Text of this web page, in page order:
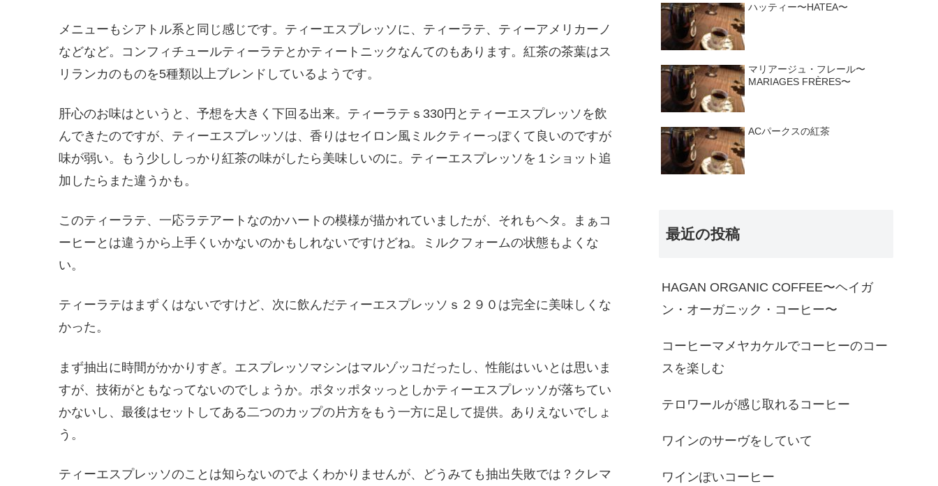
メニューもシアトル系と同じ感じです。ティーエスプレッソに、ティーラテ、ティーアメリカーノ
などなど。コンフィチュールティーラテとかティートニックなんてのもあります。紅茶の茶葉はス
リランカのものを5種類以上ブレンドしているようです。
肝心のお味はというと、予想を大きく下回る出来。ティーラテｓ330円とティーエスプレッソを飲
んできたのですが、ティーエスプレッソは、香りはセイロン風ミルクティーっぽくて良いのですが
味が弱い。もう少ししっかり紅茶の味がしたら美味しいのに。ティーエスプレッソを１ショット追
加したらまた違うかも。
このティーラテ、一応ラテアートなのかハートの模様が描かれていましたが、それもヘタ。まぁコ
ーヒーとは違うから上手くいかないのかもしれないですけどね。ミルクフォームの状態もよくな
い。
ティーラテはまずくはないですけど、次に飲んだティーエスプレッソｓ２９０は完全に美味しくな
かった。
まず抽出に時間がかかりすぎ。エスプレッソマシンはマルゾッコだったし、性能はいいとは思いま
すが、技術がともなってないのでしょうか。ポタッポタッっとしかティーエスプレッソが落ちてい
かないし、最後はセットしてある二つのカップの片方をもう一方に足して提供。ありえないでしょ
う。
ティーエスプレッソのことは知らないのでよくわかりませんが、どうみても抽出失敗では？クレマ
ハッティー〜HATEA〜
マリアージュ・フレール〜
MARIAGES FRÈRES〜
ACパークスの紅茶
最近の投稿
HAGAN ORGANIC COFFEE〜ヘイガ
ン・オーガニック・コーヒー〜
コーヒーマメヤカケルでコーヒーのコー
スを楽しむ
テロワールが感じ取れるコーヒー
ワインのサーヴをしていて
ワインぽいコーヒー